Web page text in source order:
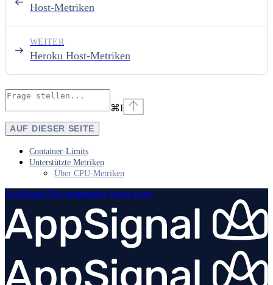
Host-Metriken
Heroku Host-Metriken
WEITER
⌘I
AUF DIESER SEITE
Container-Limits
Unterstützte Metriken
Über CPU-Metriken
AppSignal Documentation home page